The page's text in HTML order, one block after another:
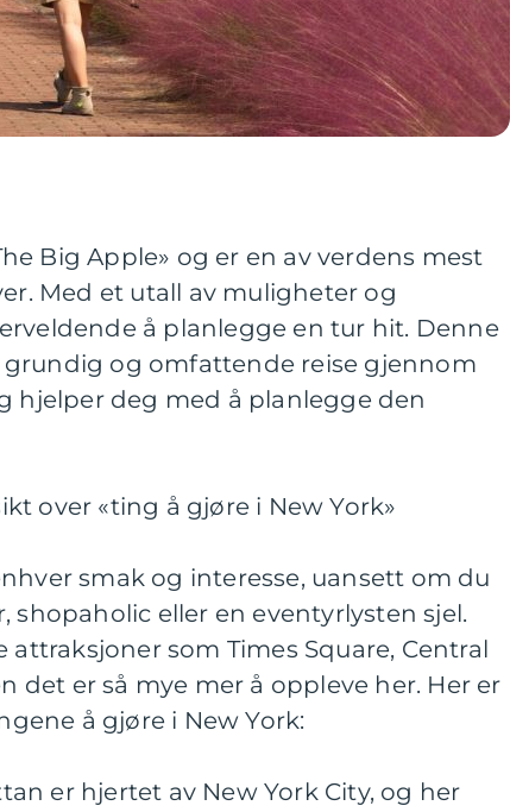
Big Apple» og er en av verdens mest
Med et utall av muligheter og
å planlegge en tur hit. Denne
og omfattende reise gjennom
hjelper deg med å planlegge den
over «ting å gjøre i New York»
smak og interesse, uansett om du
shopaholic eller en eventyrlysten sjel.
som Times Square, Central
det er så mye mer å oppleve her. Her er
å gjøre i New York:
er hjertet av New York City, og her